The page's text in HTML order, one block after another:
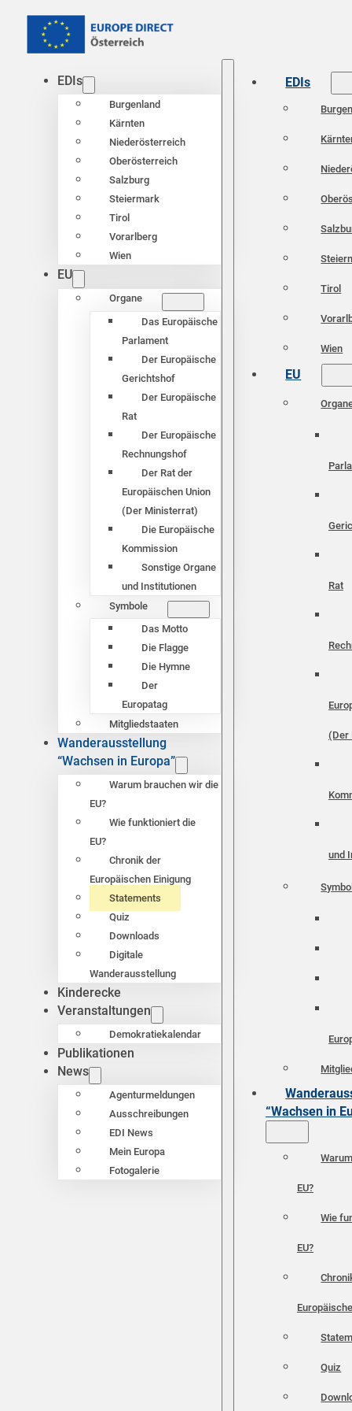
EDIs
Burgenland
Kärnten
Niederösterreich
Oberösterreich
Salzburg
Steiermark
Tirol
Vorarlberg
Wien
EU
Organe
Das Europäische
Parlament
Der Europäische
Gerichtshof
Der Europäische
Rat
Der Europäische
Rechnungshof
Der Rat der
Europäischen Union
(Der Ministerrat)
Die Europäische
Kommission
Sonstige Organe
und Institutionen
Symbole
Das Motto
Die Flagge
Die Hymne
Der
Europatag
Mitgliedstaaten
Wanderausstellung
“Wachsen in Europa”
Warum brauchen wir die
EU?
Wie funktioniert die
EU?
Chronik der
Europäischen Einigung
Statements
Quiz
Downloads
Digitale
Wanderausstellung
Kinderecke
Veranstaltungen
Demokratiekalendar
Publikationen
News
Agenturmeldungen
Ausschreibungen
EDI News
Mein Europa
Fotogalerie
EDIs
Tirol
Wien
EU
Rat
(Der
und
“Wachsen in
EU?
Wie
EU?
Quiz